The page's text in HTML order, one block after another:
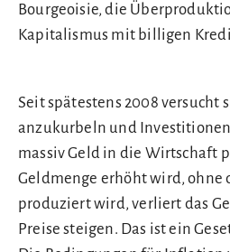
Bourgeoisie, die
Kapitalismus mit billigen
Seit spätestens 2008 versucht
anzukurbeln und
massiv Geld in die Wirtschaft
Geldmenge erhöht wird, ohne
produziert wird, verliert das
Preise steigen. Das ist ein